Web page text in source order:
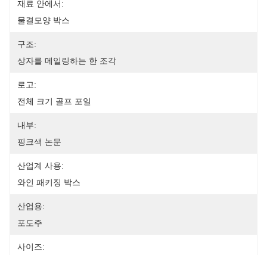
재료 안에서:
물결모양 박스
구조:
상자를 메일링하는 한 조각
로고:
전체 크기 골프 포일
내부:
핑크색 논문
산업계 사용:
와인 패키징 박스
산업용:
포도주
사이즈: